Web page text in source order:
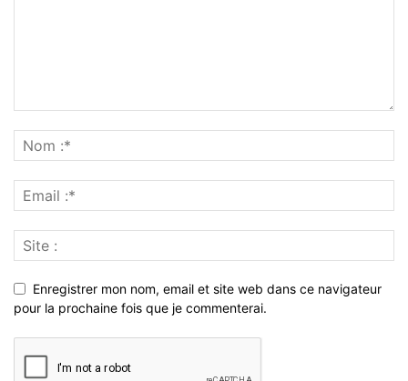
Enregistrer mon nom, email et site web dans ce navigateur
pour la prochaine fois que je commenterai.